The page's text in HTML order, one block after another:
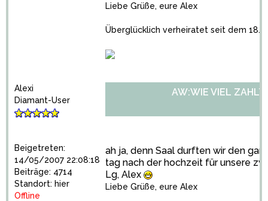
Liebe Grüße, eure Alex
Überglücklich verheiratet seit dem
Alexi
Diamant-User
Beigetreten:
14/05/2007 22:08:18
Beiträge: 4714
Standort: hier
Offline
AW:WIE VIEL ZAHLT
ah ja, denn Saal durften wir den
tag nach der hochzeit für unsere
Lg, Alex
Liebe Grüße, eure Alex